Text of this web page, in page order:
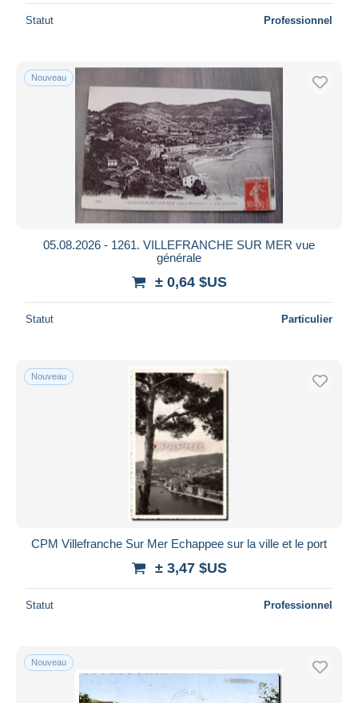
Statut Professionnel
Nouveau
05.08.2026 - 1261. VILLEFRANCHE SUR MER vue
générale
± 0,64 $US
Statut Particulier
Nouveau
CPM Villefranche Sur Mer Echappee sur la ville et le port
± 3,47 $US
Statut Professionnel
Nouveau